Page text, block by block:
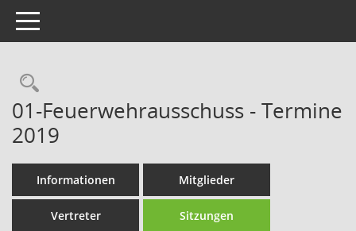
Toggle navigation
Rechercheauswahl
01-Feuerwehrausschuss - Termine
2019
Informationen Mitglieder
Vertreter Sitzungen